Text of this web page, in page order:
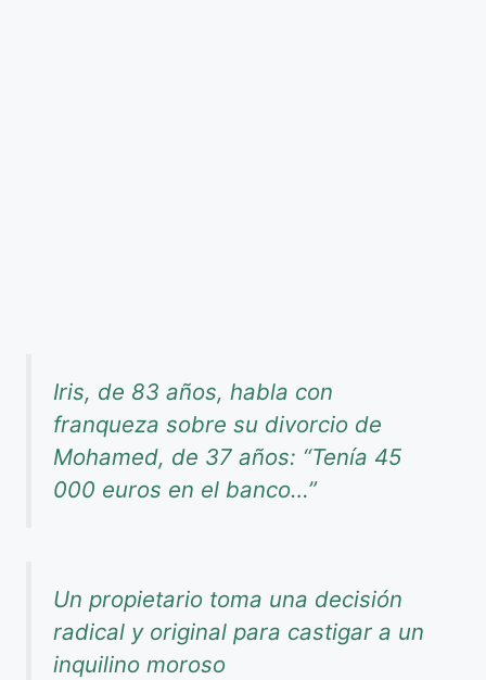
Iris, de 83 años, habla con
franqueza sobre su divorcio de
Mohamed, de 37 años: “Tenía 45
000 euros en el banco…”
Un propietario toma una decisión
radical y original para castigar a un
inquilino moroso